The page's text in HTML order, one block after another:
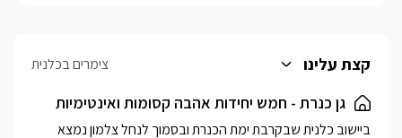
קצת עלינו צימרים בכלנית
גן כנרת - חמש יחידות אהבה קסומות ואינטימיות